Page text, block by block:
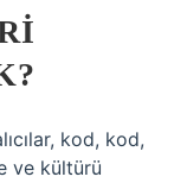
kod, kod,
ve kültürü